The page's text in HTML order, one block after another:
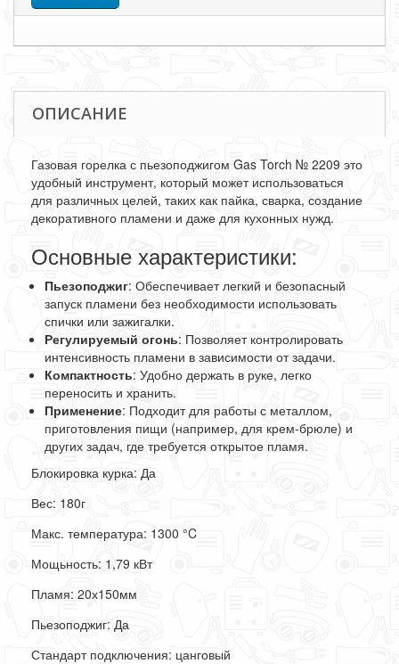
ОПИСАНИЕ
Газовая горелка с пьезоподжигом Gas Torch № 2209 это
удобный инструмент, который может использоваться
для различных целей, таких как пайка, сварка, создание
декоративного пламени и даже для кухонных нужд.
Основные характеристики:
Пьезоподжиг: Обеспечивает легкий и безопасный
запуск пламени без необходимости использовать
спички или зажигалки.
Регулируемый огонь: Позволяет контролировать
интенсивность пламени в зависимости от задачи.
Компактность: Удобно держать в руке, легко
переносить и хранить.
Применение: Подходит для работы с металлом,
приготовления пищи (например, для крем-брюле) и
других задач, где требуется открытое пламя.
Блокировка курка: Да
Вес: 180г
Макс. температура: 1300 °C
Мощьность: 1,79 кВт
Пламя: 20х150мм
Пьезоподжиг: Да
Стандарт подключения: цанговый